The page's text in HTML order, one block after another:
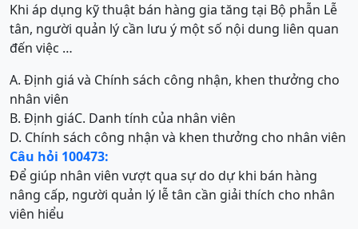
Khi áp dụng kỹ thuật bán hàng gia tăng tại Bộ phẫn Lễ
tân, người quản lý cần lưu ý một số nội dung liên quan
đến việc …
A. Định giá và Chính sách công nhận, khen thưởng cho
nhân viên
B. Định giáC. Danh tính của nhân viên
D. Chính sách công nhận và khen thưởng cho nhân viên
Câu hỏi 100473:
Để giúp nhân viên vượt qua sự do dự khi bán hàng
nâng cấp, người quản lý lễ tân cần giải thích cho nhân
viên hiểu